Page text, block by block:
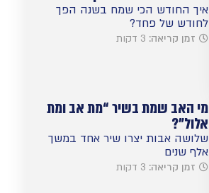
איך החודש הכי שמח בשנה הפך
לחודש של פחד?
זמן קריאה: 3 דקות
מי האב שמת בשיר “מת אב ומת
אלול”?
שלושה אבות יצרו שיר אחד במשך
אלף שנים
זמן קריאה: 3 דקות